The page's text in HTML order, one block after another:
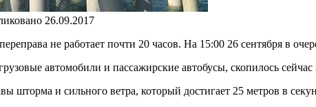
26.09.2017
не работает почти 20 часов. На 15:00 26 сентября в
автомобили и пассажирские автобусы, скопилось
шторма и сильного ветра, который достигает 25 метров в